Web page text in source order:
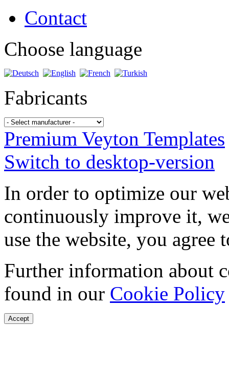
Contact
Choose language
Fabricants
Premium Veyton Templates
Switch to desktop-version
In order to optimize our
continuously improve it,
use the website, you agree
Further information about
found in our Cookie Policy
Accept